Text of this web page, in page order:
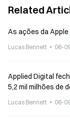
Related
As ações da Apple
Lucas Bennett 06-
Applied Digital
5,2 mil milhões de
Lucas Bennett 06-